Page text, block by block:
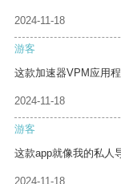
2024-11-18
游客
这款加速器VPM应用
2024-11-18
游客
这款app就像我的私人
2024-11-18